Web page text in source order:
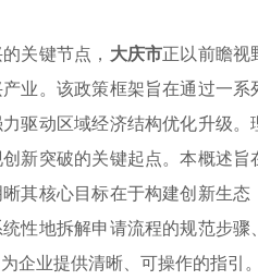
关键节点， 大庆市正以前瞻视
业。该政策框架旨在通过一系
驱动区域经济结构优化升级。
新突破的关键起点。本概述
其核心目标在于构建创新生态
性地拆解申请流程的规范步
企业提供清晰、可操作的指引